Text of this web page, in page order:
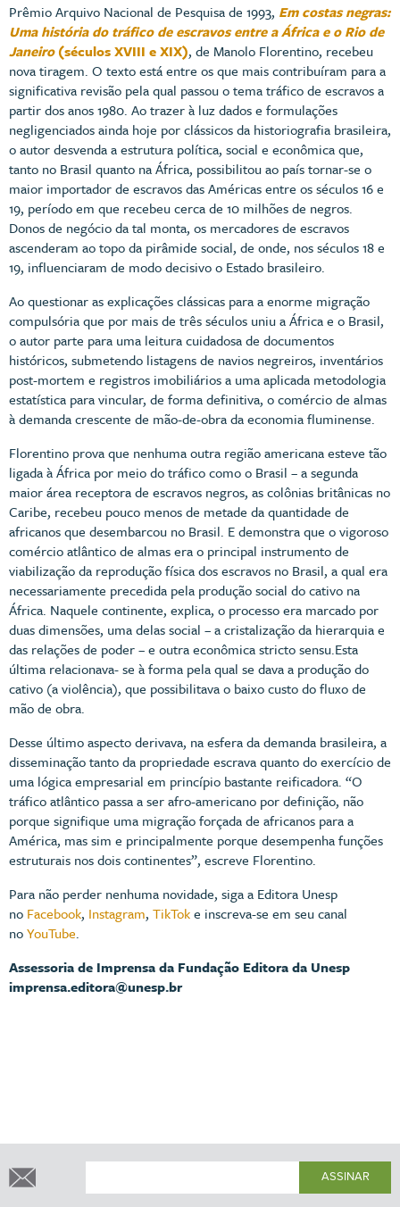
Prêmio Arquivo Nacional de Pesquisa de 1993, Em costas negras:
Uma história do tráfico de escravos entre a África e o Rio de
Janeiro(séculos XVIII e XIX), de Manolo Florentino, recebeu
nova tiragem. O texto está entre os que mais contribuíram para a
significativa revisão pela qual passou o tema tráfico de escravos a
partir dos anos 1980. Ao trazer à luz dados e formulações
negligenciados ainda hoje por clássicos da historiografia brasileira,
o autor desvenda a estrutura política, social e econômica que,
tanto no Brasil quanto na África, possibilitou ao país tornar-se o
maior importador de escravos das Américas entre os séculos 16 e
19, período em que recebeu cerca de 10 milhões de negros.
Donos de negócio da tal monta, os mercadores de escravos
ascenderam ao topo da pirâmide social, de onde, nos séculos 18 e
19, influenciaram de modo decisivo o Estado brasileiro.
Ao questionar as explicações clássicas para a enorme migração
compulsória que por mais de três séculos uniu a África e o Brasil,
o autor parte para uma leitura cuidadosa de documentos
históricos, submetendo listagens de navios negreiros, inventários
post-mortem e registros imobiliários a uma aplicada metodologia
estatística para vincular, de forma definitiva, o comércio de almas
à demanda crescente de mão-de-obra da economia fluminense.
Florentino prova que nenhuma outra região americana esteve tão
ligada à África por meio do tráfico como o Brasil – a segunda
maior área receptora de escravos negros, as colônias britânicas no
Caribe, recebeu pouco menos de metade da quantidade de
africanos que desembarcou no Brasil. E demonstra que o vigoroso
comércio atlântico de almas era o principal instrumento de
viabilização da reprodução física dos escravos no Brasil, a qual era
necessariamente precedida pela produção social do cativo na
África. Naquele continente, explica, o processo era marcado por
duas dimensões, uma delas social – a cristalização da hierarquia e
das relações de poder – e outra econômica stricto sensu.Esta
última relacionava- se à forma pela qual se dava a produção do
cativo (a violência), que possibilitava o baixo custo do fluxo de
mão de obra.
Desse último aspecto derivava, na esfera da demanda brasileira, a
disseminação tanto da propriedade escrava quanto do exercício de
uma lógica empresarial em princípio bastante reificadora. “O
tráfico atlântico passa a ser afro-americano por definição, não
porque signifique uma migração forçada de africanos para a
América, mas sim e principalmente porque desempenha funções
estruturais nos dois continentes”, escreve Florentino.
Para não perder nenhuma novidade, siga a Editora Unesp
no Facebook, Instagram, TikToke inscreva-se em seu canal
noYouTube.
Assessoria de Imprensa da Fundação Editora da Unesp
imprensa.editora@unesp.br
ASSINAR